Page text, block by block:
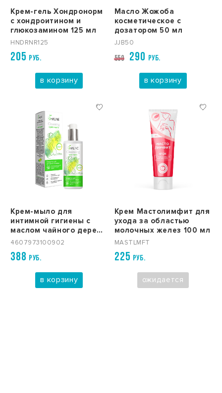
Крем-гель Хондронорм
с хондроитином и
глюкозамином 125 мл
HNDRNR125
205 РУБ.
в корзину
Масло Жожоба
косметическое с
дозатором 50 мл
JJB50
550 290 РУБ.
в корзину
Крем-мыло для
интимной гигиены с
маслом чайного дерева
IntiLINE Сleansing 250
4607973100902
388 РУБ.
в корзину
Крем Мастолимфит для
ухода за областью
молочных желез 100 мл
MASTLMFT
225 РУБ.
ожидается